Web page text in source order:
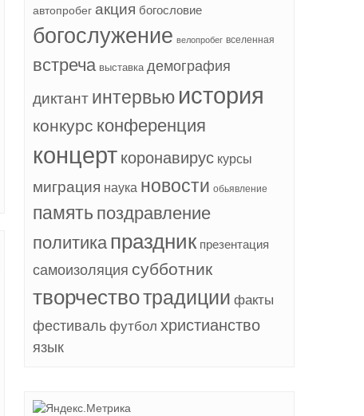
автопробег акция богословие
богослужение велопробег вселенная
встреча выставка демография
диктант интервью история
конкурс конференция
концерт коронавирус курсы
миграция наука новости обьявление
память поздравление
политика праздник презентация
самоизоляция субботник
творчествотрадиции факты
фестиваль футбол христианство
язык